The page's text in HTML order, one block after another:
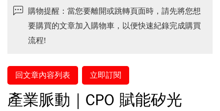
購物提醒：當您要離開或跳轉頁面時，請先將您想
要購買的文章加入購物車，以便快速紀錄完成購買
流程!
回文章內容列表 立即訂閱
產業脈動｜CPO 賦能矽光